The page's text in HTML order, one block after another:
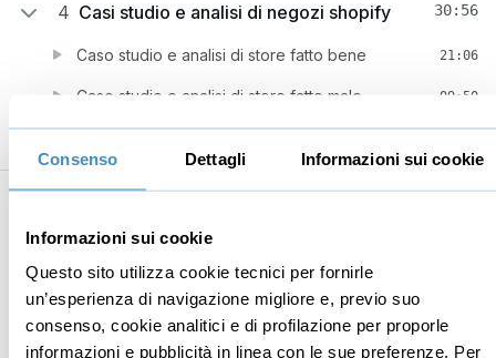
Consenso Dettagli Informazioni sui cookie
Informazioni sui cookie
Questo sito utilizza cookie tecnici per fornirle
un’esperienza di navigazione migliore e, previo suo
consenso, cookie analitici e di profilazione per proporle
informazioni e pubblicità in linea con le sue preferenze. Per
4 Casi studio e analisi di negozi shopify 30:56
Caso studio e analisi di store fatto bene 21:06
Caso studio e analisi di store fatto male 09:50
Business
Mindset imprenditoriale
Imprenditoria
Risorse Umane
Seo
Social media manager
E-commerce